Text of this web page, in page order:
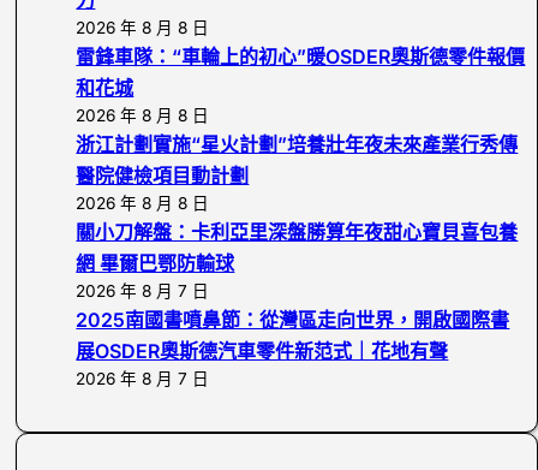
2026 年 8 月 8 日
雷鋒車隊：“車輪上的初心”暖OSDER奧斯德零件報價
和花城
2026 年 8 月 8 日
浙江計劃實施“星火計劃”培養壯年夜未來產業行秀傳
醫院健檢項目動計劃
2026 年 8 月 8 日
關小刀解盤：卡利亞里深盤勝算年夜甜心寶貝喜包養
網 畢爾巴鄂防輸球
2026 年 8 月 7 日
2025南國書噴鼻節：從灣區走向世界，開啟國際書
展OSDER奧斯德汽車零件新范式｜花地有聲
2026 年 8 月 7 日